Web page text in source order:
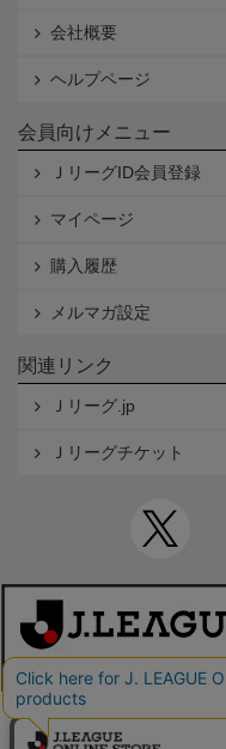
会社概要
ヘルプページ
会員向けメニュー
ＪリーグID会員登録
マイページ
購入履歴
メルマガ設定
関連リンク
Ｊリーグ.jp
Ｊリーグチケット
本サイトで使用している文章